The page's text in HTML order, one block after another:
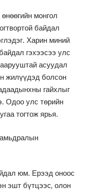
монгол
байдал
Харин миний
гэхээсээ улс
асуудал
жилүүдэд болсон
гайхлыг
Одоо улс төрийн
тогтож ярья.
юм. Ерээд оноос
эшт бүтцээс, олон